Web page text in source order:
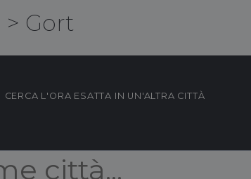
> Gort
CERCA L'ORA ESATTA IN UN'ALTRA CITTÀ